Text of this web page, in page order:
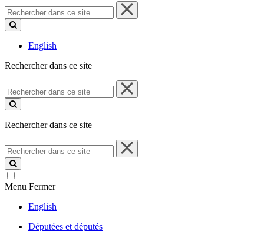
Rechercher
dans
ce
English
Rechercher dans ce site
Rechercher
dans
ce
Rechercher dans ce site
Rechercher
dans
ce
site
Menu Fermer
English
Députées et députés